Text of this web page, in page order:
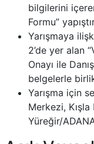
bilgilerini
Formu”
Yarışmaya
2’de yer alan
Onayı ile
belgelerle
Yarışma için
Merkezi,
Yüreğir/